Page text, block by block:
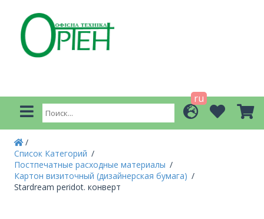
ru
Список Категорий
Постпечатные расходные материалы
Картон визиточный (дизайнерская бумага)
Stardream peridot. конверт